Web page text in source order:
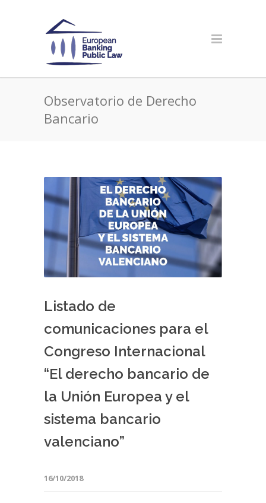
Observatorio de Derecho
Bancario
Listado de
comunicaciones para el
Congreso Internacional
“El derecho bancario de
la Unión Europea y el
sistema bancario
valenciano”
16/10/2018